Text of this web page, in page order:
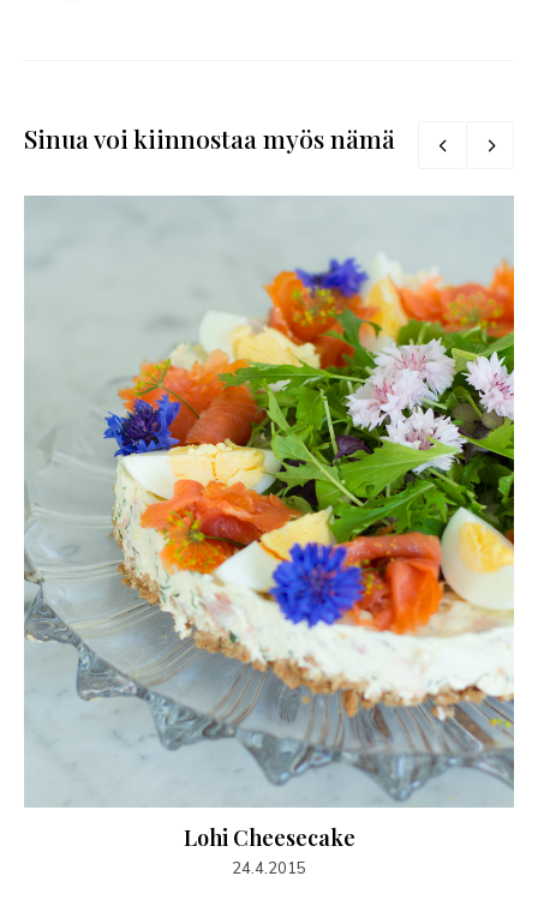
Sinua voi kiinnostaa myös nämä
Lohi Cheesecake
24.4.2015